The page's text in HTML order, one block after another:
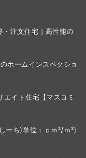
・注文住宅｜高性能の
ホームインスペクショ
イト住宅【マスコミ
ーち)単位：ｃｍ²/ｍ²)